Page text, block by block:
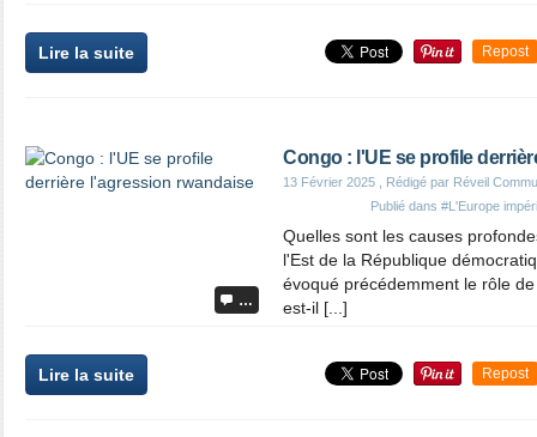
Lire la suite Repost
…
Congo : l'UE se profile
13 Février 2025 , Rédigé par Réveil
Publié dans #L'Europe
Quelles sont les causes
l'Est de la République
évoqué précédemment le rôle
est-il [...]
Lire la suite Repost